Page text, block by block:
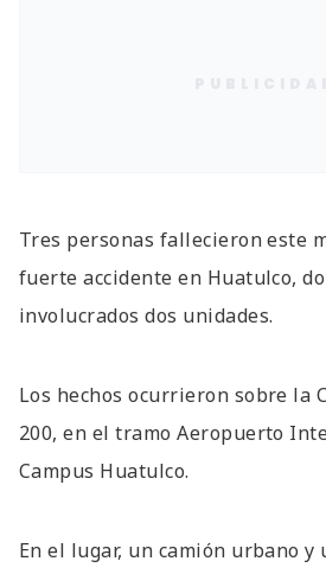
Tres personas fallecieron este
fuerte accidente en Huatulco,
involucrados dos unidades.
Los hechos ocurrieron sobre la
200, en el tramo Aeropuerto
Campus Huatulco.
En el lugar, un camión urbano y